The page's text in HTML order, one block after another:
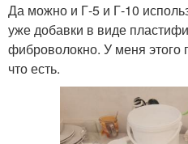
Да можно и Г-5 и Г-10
уже добавки в виде
фиброволокно. У меня этого
что есть.